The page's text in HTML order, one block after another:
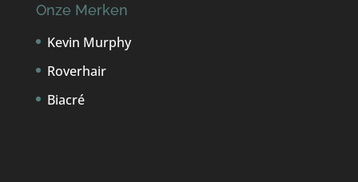
Onze Merken
Kevin Murphy
Roverhair
Biacré